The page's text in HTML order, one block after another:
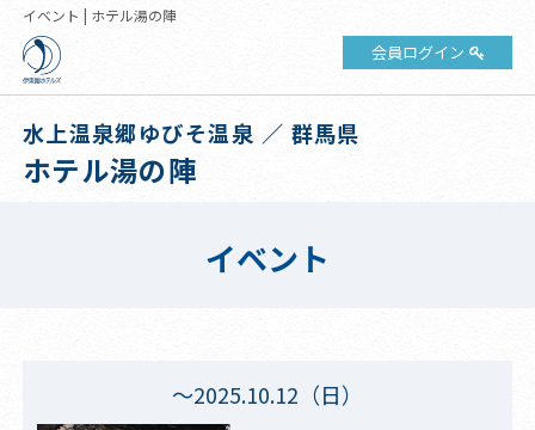
イベント | ホテル湯の陣
会員ログイン
水上温泉郷ゆびそ温泉 ／ 群馬県
ホテル湯の陣
イベント
～2025.10.12（日）